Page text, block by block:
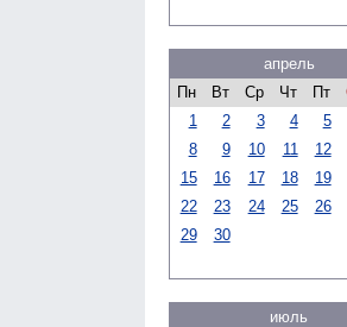
апрель
Пн
Вт Ср Чт Пт
1
2 3 4 5
8
9 10 11 12
15
16 17 18 19
22
23 24 25 26
29
30
июль